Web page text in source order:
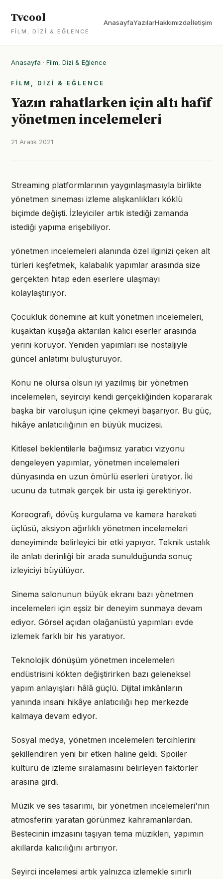
Tvcool
FILM, DIZI & EĞLENCE
AnasayfaYazılarHakkımızdaİletişim
Anasayfa · Film, Dizi & Eğlence
FILM, DIZI & EĞLENCE
Yazın rahatlarken için altı hafif
yönetmen incelemeleri
21 Aralık 2021
Streaming platformlarının yaygınlaşmasıyla birlikte
yönetmen sineması izleme alışkanlıkları köklü
biçimde değişti. İzleyiciler artık istediği zamanda
istediği yapıma erişebiliyor.
yönetmen incelemeleri alanında özel ilginizi çeken alt
türleri keşfetmek, kalabalık yapımlar arasında size
gerçekten hitap eden eserlere ulaşmayı
kolaylaştırıyor.
Çocukluk dönemine ait kült yönetmen incelemeleri,
kuşaktan kuşağa aktarılan kalıcı eserler arasında
yerini koruyor. Yeniden yapımları ise nostaljiyle
güncel anlatımı buluşturuyor.
Konu ne olursa olsun iyi yazılmış bir yönetmen
incelemeleri, seyirciyi kendi gerçekliğinden kopararak
başka bir varoluşun içine çekmeyi başarıyor. Bu güç,
hikâye anlatıcılığının en büyük mucizesi.
Kitlesel beklentilerle bağımsız yaratıcı vizyonu
dengeleyen yapımlar, yönetmen incelemeleri
dünyasında en uzun ömürlü eserleri üretiyor. İki
ucunu da tutmak gerçek bir usta işi gerektiriyor.
Koreografi, dövüş kurgulama ve kamera hareketi
üçlüsü, aksiyon ağırlıklı yönetmen incelemeleri
deneyiminde belirleyici bir etki yapıyor. Teknik ustalık
ile anlatı derinliği bir arada sunulduğunda sonuç
izleyiciyi büyülüyor.
Sinema salonunun büyük ekranı bazı yönetmen
incelemeleri için eşsiz bir deneyim sunmaya devam
ediyor. Görsel açıdan olağanüstü yapımları evde
izlemek farklı bir his yaratıyor.
Teknolojik dönüşüm yönetmen incelemeleri
endüstrisini kökten değiştirirken bazı geleneksel
yapım anlayışları hâlâ güçlü. Dijital imkânların
yanında insani hikâye anlatıcılığı hep merkezde
kalmaya devam ediyor.
Sosyal medya, yönetmen incelemeleri tercihlerini
şekillendiren yeni bir etken haline geldi. Spoiler
kültürü de izleme sıralamasını belirleyen faktörler
arasına girdi.
Müzik ve ses tasarımı, bir yönetmen incelemeleri'nın
atmosferini yaratan görünmez kahramanlardan.
Bestecinin imzasını taşıyan tema müzikleri, yapımın
akıllarda kalıcılığını artırıyor.
Seyirci incelemesi artık yalnızca izlemekle sınırlı